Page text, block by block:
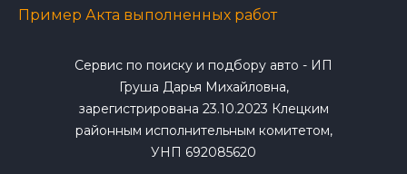
Пример Акта выполненных работ
Сервис по поиску и подбору авто - ИП
Груша Дарья Михайловна,
зарегистрирована 23.10.2023 Клецким
районным исполнительным комитетом,
УНП 692085620